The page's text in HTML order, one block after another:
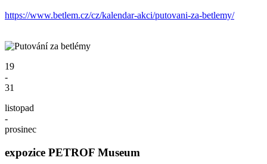
https://www.betlem.cz/cz/kalendar-akci/putovani-za-betlemy/
19
-
31
listopad
-
prosinec
expozice PETROF Museum